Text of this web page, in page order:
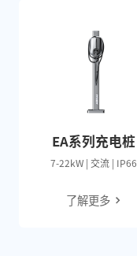
EA系列充电桩
7-22kW | 交流 | IP66
了解更多